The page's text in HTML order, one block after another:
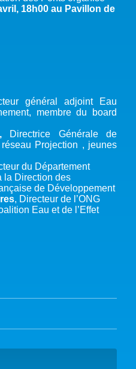
YORK 2023
18h00 au Pavillon de
général adjoint Eau
membre du board
Directrice Générale de
réseau Projection , jeunes
du Département
la Direction des
de Développement
, Directeur de l’ONG
Eau et de l’Effet